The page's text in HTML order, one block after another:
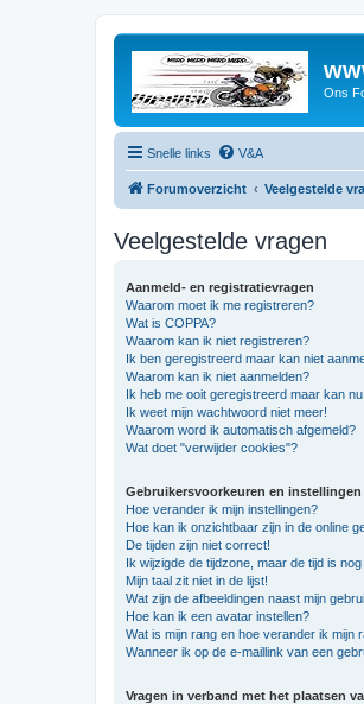
Ons
Snelle links V&A
Forumoverzicht Veelgestelde
Veelgestelde vragen
Aanmeld- en registratievragen
Waarom moet ik me registreren?
Wat is COPPA?
Waarom kan ik niet registreren?
Ik ben geregistreerd maar kan niet
Waarom kan ik niet aanmelden?
Ik heb me ooit geregistreerd maar kan
Ik weet mijn wachtwoord niet meer!
Waarom word ik automatisch afgemeld?
Wat doet "verwijder cookies"?
Gebruikersvoorkeuren en instellingen
Hoe verander ik mijn instellingen?
Hoe kan ik onzichtbaar zijn in de online
De tijden zijn niet correct!
Ik wijzigde de tijdzone, maar de tijd is
Mijn taal zit niet in de lijst!
Wat zijn de afbeeldingen naast mijn
Hoe kan ik een avatar instellen?
Wat is mijn rang en hoe verander ik mijn
Wanneer ik op de e-maillink van een
Vragen in verband met het plaatsen